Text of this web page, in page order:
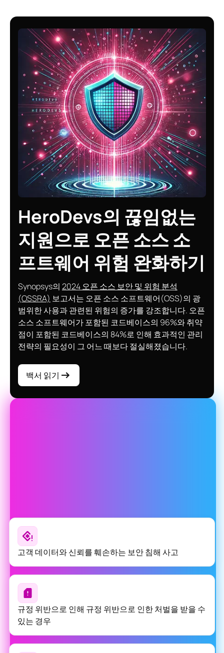
HeroDevs의 끊임없는
지원으로 오픈 소스 소
프트웨어 위험 완화하기
Synopsys의 2024 오픈 소스 보안 및 위험 분석
(OSSRA) 보고서는 오픈 소스 소프트웨어(OSS)의 광
범위한 사용과 관련된 위험의 증가를 강조합니다. 오픈
소스 소프트웨어가 포함된 코드베이스의 96%와 취약
점이 포함된 코드베이스의 84%로 인해 효과적인 관리
전략의 필요성이 그 어느 때보다 절실해졌습니다.
백서 읽기
고객 데이터와 신뢰를 훼손하는 보안 침해 사고
규정 위반으로 인해 규정 위반으로 인한 처벌을 받을 수
있는 경우